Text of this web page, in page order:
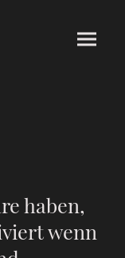
haben,
wenn